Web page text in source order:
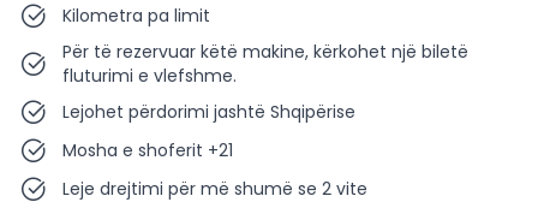
Kilometra pa limit
Për të rezervuar këtë makine, kërkohet një biletë
fluturimi e vlefshme.
Lejohet përdorimi jashtë Shqipërise
Mosha e shoferit +21
Leje drejtimi për më shumë se 2 vite